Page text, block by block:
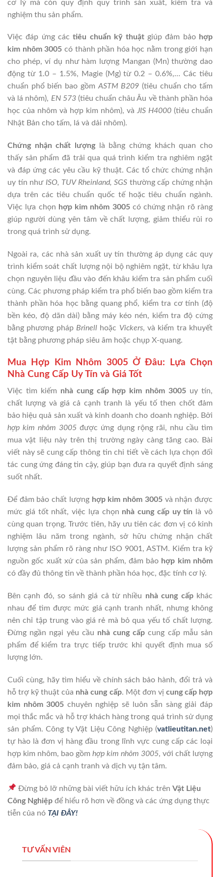
cơ lý mà còn quy định quy trình sản xuất, kiểm tra và
nghiệm thu sản phẩm.
Việc đáp ứng cáctiêu chuẩn kỹ thuậtgiúp đảm bảo hợp
kim nhôm 3005 có thành phần hóa học nằm trong giới hạn
cho phép, ví dụ như hàm lượng Mangan (Mn) thường dao
động từ 1.0 – 1.5%, Magie (Mg) từ 0.2 – 0.6%,… Các tiêu
chuẩn phổ biến bao gồmASTM B209 (tiêu chuẩn cho tấm
và lá nhôm), EN 573(tiêu chuẩn châu Âu về thành phần hóa
học của nhôm và hợp kim nhôm), vàJIS H4000 (tiêu chuẩn
Nhật Bản cho tấm, lá và dải nhôm).
Chứng nhận chất lượnglà bằng chứng khách quan cho
thấy sản phẩm đã trải qua quá trình kiểm tra nghiêm ngặt
và đáp ứng các yêu cầu kỹ thuật. Các tổ chức chứng nhận
uy tín như ISO, TUV Rheinland, SGS thường cấp chứng nhận
dựa trên các tiêu chuẩn quốc tế hoặc tiêu chuẩn ngành.
Việc lựa chọn hợp kim nhôm 3005có chứng nhận rõ ràng
giúp người dùng yên tâm về chất lượng, giảm thiểu rủi ro
trong quá trình sử dụng.
Ngoài ra, các nhà sản xuất uy tín thường áp dụng các quy
trình kiểm soát chất lượng nội bộ nghiêm ngặt, từ khâu lựa
chọn nguyên liệu đầu vào đến khâu kiểm tra sản phẩm cuối
cùng. Các phương pháp kiểm tra phổ biến bao gồm kiểm tra
thành phần hóa học bằng quang phổ, kiểm tra cơ tính (độ
bền kéo, độ dãn dài) bằng máy kéo nén, kiểm tra độ cứng
bằng phương pháp Brinell hoặc Vickers, và kiểm tra khuyết
tật bằng phương pháp siêu âm hoặc chụp X-quang.
Mua Hợp Kim Nhôm 3005 Ở Đâu: Lựa Chọn
Nhà Cung Cấp Uy Tín và Giá Tốt
Việc tìm kiếm nhà cung cấp hợp kim nhôm 3005 uy tín,
chất lượng và giá cả cạnh tranh là yếu tố then chốt đảm
bảo hiệu quả sản xuất và kinh doanh cho doanh nghiệp. Bởi
hợp kim nhôm 3005 được ứng dụng rộng rãi, nhu cầu tìm
mua vật liệu này trên thị trường ngày càng tăng cao. Bài
viết này sẽ cung cấp thông tin chi tiết về cách lựa chọn đối
tác cung ứng đáng tin cậy, giúp bạn đưa ra quyết định sáng
suốt nhất.
Để đảm bảo chất lượng hợp kim nhôm 3005và nhận được
mức giá tốt nhất, việc lựa chọn nhà cung cấp uy tín là vô
cùng quan trọng. Trước tiên, hãy ưu tiên các đơn vị có kinh
nghiệm lâu năm trong ngành, sở hữu chứng nhận chất
lượng sản phẩm rõ ràng như ISO 9001, ASTM. Kiểm tra kỹ
nguồn gốc xuất xứ của sản phẩm, đảm bảo hợp kim nhôm
có đầy đủ thông tin về thành phần hóa học, đặc tính cơ lý.
Bên cạnh đó, so sánh giá cả từ nhiều nhà cung cấpkhác
nhau để tìm được mức giá cạnh tranh nhất, nhưng không
nên chỉ tập trung vào giá rẻ mà bỏ qua yếu tố chất lượng.
Đừng ngần ngại yêu cầu nhà cung cấp cung cấp mẫu sản
phẩm để kiểm tra trực tiếp trước khi quyết định mua số
lượng lớn.
Cuối cùng, hãy tìm hiểu về chính sách bảo hành, đổi trả và
hỗ trợ kỹ thuật của nhà cung cấp. Một đơn vị cung cấp hợp
kim nhôm 3005 chuyên nghiệp sẽ luôn sẵn sàng giải đáp
mọi thắc mắc và hỗ trợ khách hàng trong quá trình sử dụng
sản phẩm. Công ty Vật Liệu Công Nghiệp (vatlieutitan.net)
tự hào là đơn vị hàng đầu trong lĩnh vực cung cấp các loại
hợp kim nhôm, bao gồm hợp kim nhôm 3005, với chất lượng
đảm bảo, giá cả cạnh tranh và dịch vụ tận tâm.
Đừng bỏ lỡ những bài viết hữu ích khác trênVật Liệu
Công Nghiệp để hiểu rõ hơn về đồng và các ứng dụng thực
tiễn của nó TẠI ĐÂY!
TƯ VẤN VIÊN